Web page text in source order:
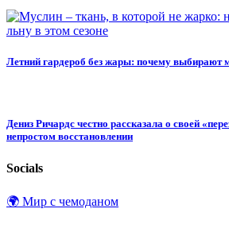
Летний гардероб без жары: почему выбирают
Дениз Ричардс честно рассказала о своей
непростом восстановлении
Socials
🌍 Мир с чемоданом